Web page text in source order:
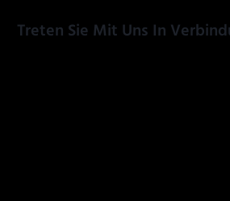
Treten Sie Mit Uns In